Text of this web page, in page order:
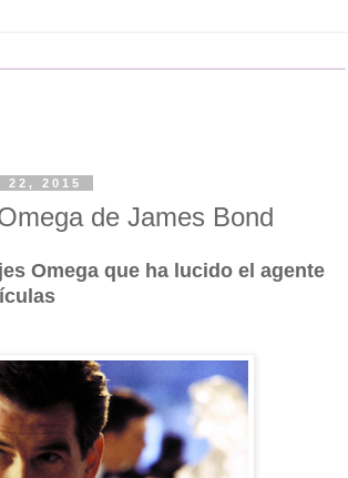
2015
de James Bond
Omega que ha lucido el agente